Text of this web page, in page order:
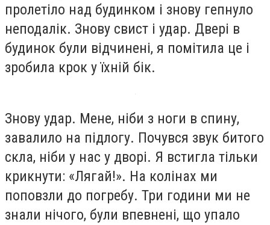
пролетіло над будинком і знову гепнуло
неподалік. Знову свист і удар. Двері в
будинок були відчинені, я помітила це і
зробила крок у їхній бік.
Знову удар. Мене, ніби з ноги в спину,
завалило на підлогу. Почувся звук битого
скла, ніби у нас у дворі. Я встигла тільки
крикнути: «Лягай!». На колінах ми
поповзли до погребу. Три години ми не
знали нічого, були впевнені, що упало